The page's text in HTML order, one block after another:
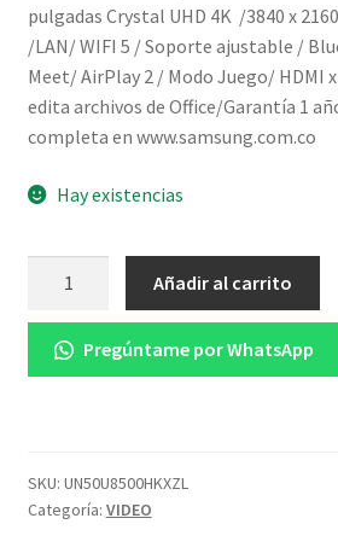
pulgadas Crystal UHD 4K /3840 x
/LAN/ WIFI 5 / Soporte ajustable /
Meet/ AirPlay 2 / Modo Juego/ HDMI
edita archivos de Office/Garantía 1
completa en www.samsung.com.co
Hay existencias
FLAT
LED
50
pulgadas
Añadir al carrito
Pregúntame por WhatsApp
SKU: UN50U8500HKXZL
Categoría: VIDEO